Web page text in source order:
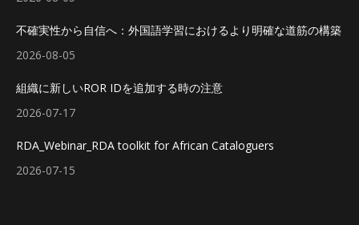
不確実性から自信へ：外国語学習におけるより明確な道筋の構築
2026-08-05
組織に新しいROR IDを追加する時の注意
2026-07-17
RDA_Webinar_RDA toolkit for African Cataloguers
2026-07-15